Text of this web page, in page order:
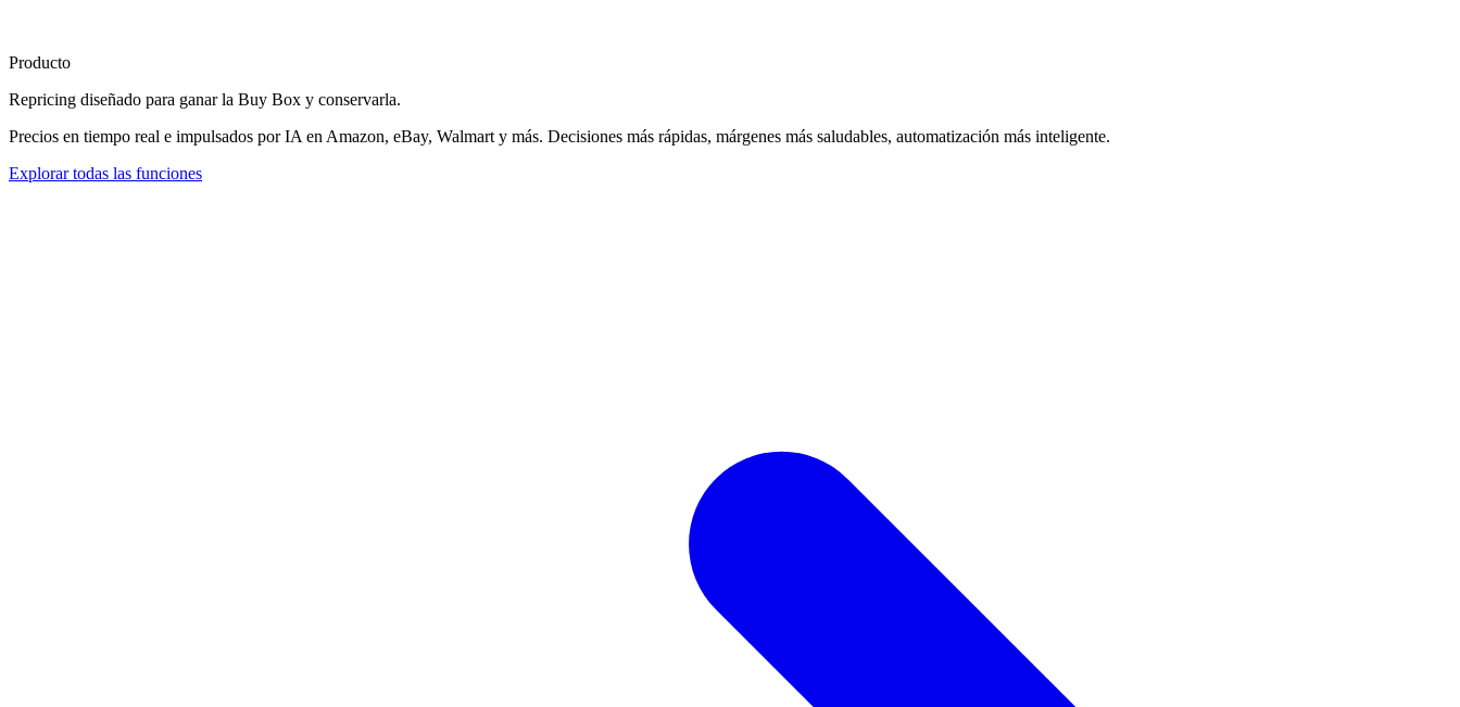
Producto
Repricing diseñado para ganar la Buy Box y conservarla.
Precios en tiempo real e impulsados por IA en Amazon, eBay, Walmart y más. Decisiones más rápidas, márgenes más saludables, automatización más inteligente.
Explorar todas las funciones